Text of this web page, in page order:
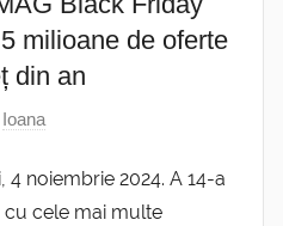
milioane de oferte
din an
Ioana
4 noiembrie 2024. A 14-a
cu cele mai multe